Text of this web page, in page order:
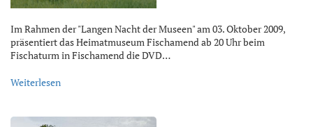
Im Rahmen der "Langen Nacht der Museen" am 03. Oktober 2009,
präsentiert das Heimatmuseum Fischamend ab 20 Uhr beim
Fischaturm in Fischamend die DVD…
Weiterlesen